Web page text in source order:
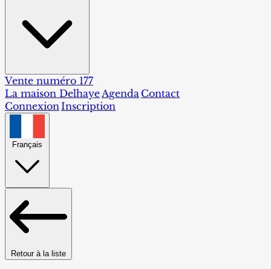
Vente numéro 177
La maison DelhayeAgenda Contact
ConnexionInscription
Français
Retour à la liste